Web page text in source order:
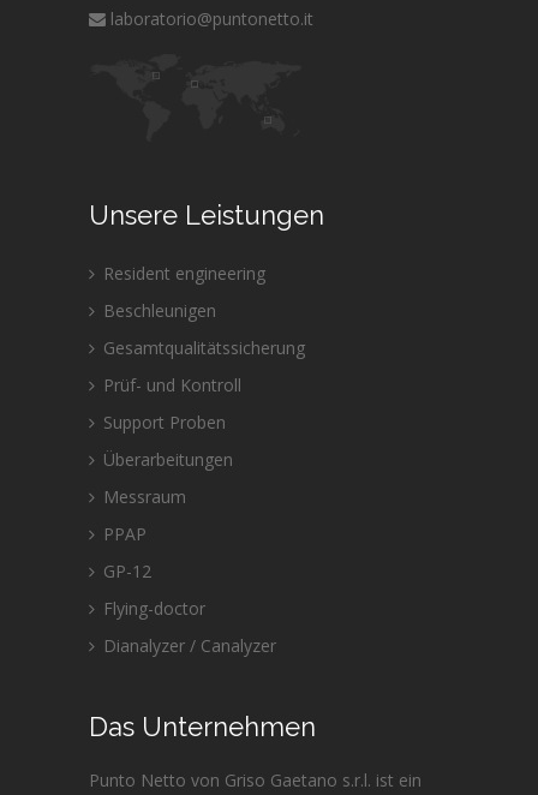
laboratorio@puntonetto.it
Unsere Leistungen
Resident engineering
Beschleunigen
Gesamtqualitätssicherung
Prüf- und Kontroll
Support Proben
Überarbeitungen
Messraum
PPAP
GP-12
Flying-doctor
Dianalyzer / Canalyzer
Das Unternehmen
Punto Netto von Griso Gaetano s.r.l. ist ein